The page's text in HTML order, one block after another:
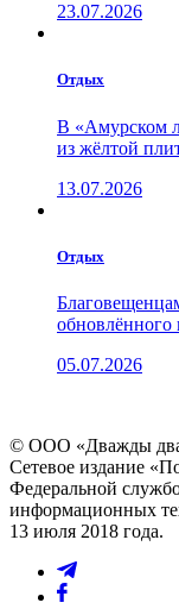
23.07.2026
Отдых
В «Амурском
из жёлтой
13.07.2026
Отдых
обновлённого
05.07.2026
© ООО «Дважды
Сетевое издание
Федеральной
информационных
13 июля 2018 года.